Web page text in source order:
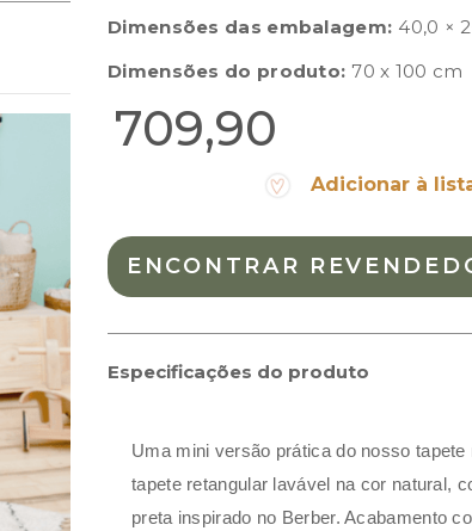
Dimensões das embalagem: 40,0 ×
Dimensões do produto: 70 x 100 cm
709,90
Adicionar à
ENCONTRAR
Especificações do produto
Uma mini versão prática do nosso
tapete retangular lavável na cor natural,
preta inspirado no Berber. Acabamento